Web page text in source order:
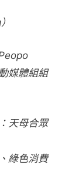
媒體組組
天母合眾
綠色消費